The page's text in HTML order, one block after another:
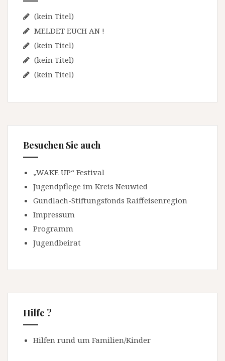
o
n
c
h
(kein Titel)
MELDET EUCH AN !
(kein Titel)
(kein Titel)
(kein Titel)
Besuchen Sie auch
„WAKE UP“ Festival
Jugendpflege im Kreis Neuwied
Gundlach-Stiftungsfonds Raiffeisenregion
Impressum
Programm
Jugendbeirat
Hilfe ?
Hilfen rund um Familien/Kinder